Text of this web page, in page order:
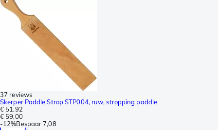
37 reviews
Skerper Paddle Strop STP004, ruw, stropping paddle
€ 51,92
€ 59,00
-12%Bespaar 7,08